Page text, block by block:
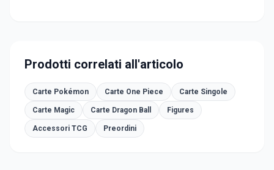
Prodotti correlati all'articolo
Carte Pokémon Carte One Piece Carte Singole
Carte Magic Carte Dragon Ball Figures
Accessori TCG Preordini